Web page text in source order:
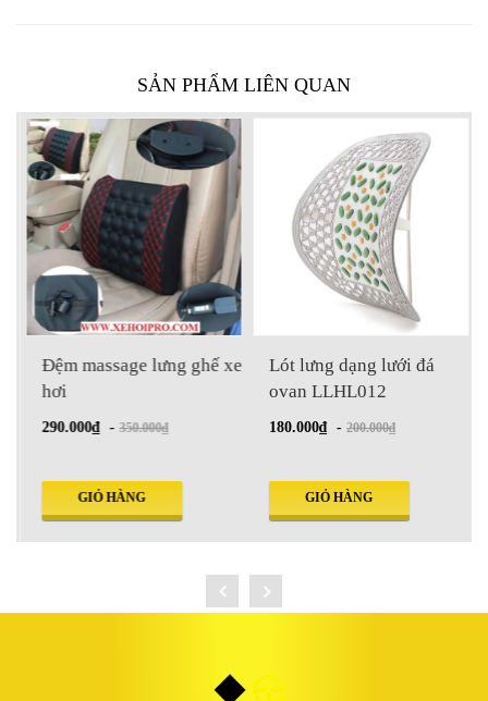
SẢN PHẨM LIÊN QUAN
Đệm massage lưng ghế xe
hơi
290.000₫ - 350.000₫
GIỎ HÀNG
Lót lưng dạng lưới đá
ovan LLHL012
180.000₫ - 200.000₫
GIỎ HÀNG